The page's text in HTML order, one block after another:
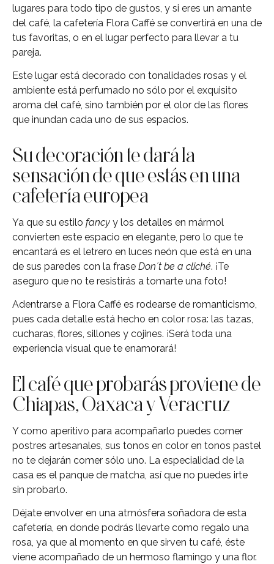
lugares para todo tipo de gustos, y si eres un amante
del café, la cafetería Flora Caffé se convertirá en una de
tus favoritas, o en el lugar perfecto para llevar a tu
pareja.
Este lugar está decorado con tonalidades rosas y el
ambiente está perfumado no sólo por el exquisito
aroma del café, sino también por el olor de las flores
que inundan cada uno de sus espacios.
Su decoración te dará la
sensación de que estás en una
cafetería europea
Ya que su estilo fancy y los detalles en mármol
convierten este espacio en elegante, pero lo que te
encantará es el letrero en luces neón que está en una
de sus paredes con la frase Don´t be a cliché. ¡Te
aseguro que no te resistirás a tomarte una foto!
Adentrarse a Flora Caffé es rodearse de romanticismo,
pues cada detalle está hecho en color rosa: las tazas,
cucharas, flores, sillones y cojines. ¡Será toda una
experiencia visual que te enamorará!
El café que probarás proviene de
Chiapas, Oaxaca y Veracruz
Y como aperitivo para acompañarlo puedes comer
postres artesanales, sus tonos en color en tonos pastel
no te dejarán comer sólo uno. La especialidad de la
casa es el panque de matcha, así que no puedes irte
sin probarlo.
Déjate envolver en una atmósfera soñadora de esta
cafetería, en donde podrás llevarte como regalo una
rosa, ya que al momento en que sirven tu café, éste
viene acompañado de un hermoso flamingo y una flor.